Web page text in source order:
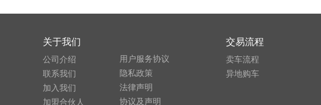
关于我们
公司介绍
联系我们
加入我们
加盟合伙人
用户服务协议
隐私政策
法律声明
协议及声明
交易流程
卖车流程
异地购车